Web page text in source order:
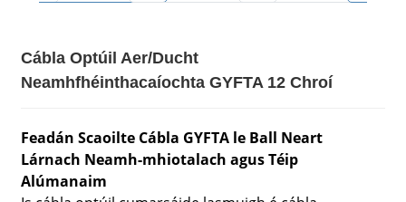
Cábla Optúil Aer/Ducht
Neamhfhéinthacaíochta GYFTA 12 Chroí
Feadán Scaoilte Cábla GYFTA le Ball Neart
Lárnach Neamh-mhiotalach agus Téip
Alúmanaim